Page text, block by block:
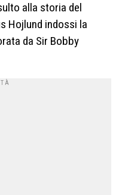
alla storia del
Hojlund indossi la
da Sir Bobby